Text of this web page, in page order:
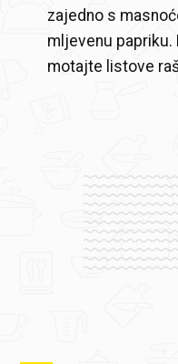
zajedno s
mljevenu
motajte listove